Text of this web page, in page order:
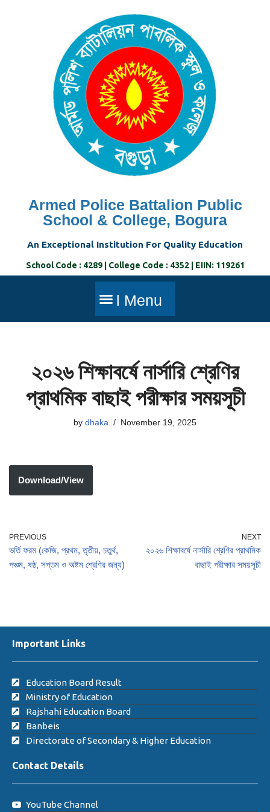
Armed Police Battalion Public
School & College, Bogura
An Exceptional Institution For Quality Education
School Code : 4289 | College Code : 4352 | EIIN: 119261
২০২৬ শিক্ষাবর্ষে নার্সারি শ্রেণির
প্রাথমিক বাছাই পরীক্ষার সময়সূচী
by dhaka November 19, 2025
Download/View
PREVIOUS
ভর্তি ফরম (কেজি, প্রথম, তৃতীয়, চতুর্থ,
পঞ্চম, ষষ্ঠ, সপ্তম ও অষ্টম শ্রেণির জন্য)
NEXT
২০২৬ শিক্ষাবর্ষে নার্সারি শ্রেণির প্রাথমিক
বাছাই পরীক্ষার সময়সূচী
Important Links
Education Board Result
Ministry of Education
Rajshahi Education Board
Banbeis
Directorate of Secondary & Higher Education
Contact Details
YouTube Channel